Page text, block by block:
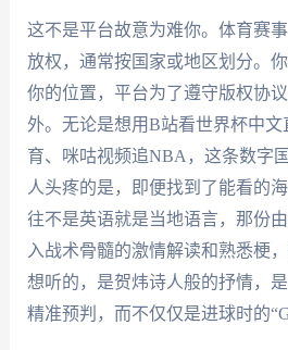
这不是平台故意为难你。体育赛
放权，通常按国家或地区划分。
你的位置，平台为了遵守版权协议
外。无论是想用B站看世界杯中
育、咪咕视频追NBA，这条数字
人头疼的是，即便找到了能看的
往不是英语就是当地语言，那份
入战术骨髓的激情解读和熟悉梗
想听的，是贺炜诗人般的抒情，
精准预判，而不仅仅是进球时的